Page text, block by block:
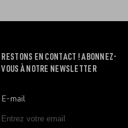
RESTONS EN CONTACT ! ABONNEZ-
VOUS À NOTRE NEWSLETTER
E-mail